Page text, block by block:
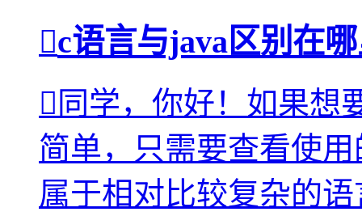
c语言与java区别在
同学，你好！如果想
简单，只需要查看使
属于相对比较复杂的